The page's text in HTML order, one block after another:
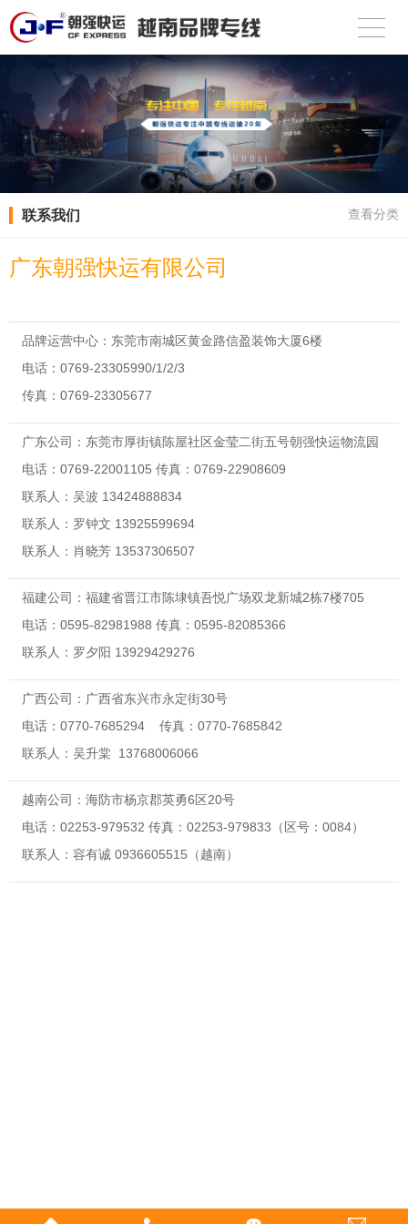
联系我们 查看分类
广东朝强快运有限公司
品牌运营中心：东莞市南城区黄金路信盈装饰大厦6楼
电话：0769-23305990/1/2/3
传真：0769-23305677
广东公司：东莞市厚街镇陈屋社区金莹二街五号朝强快运物流园
电话：0769-22001105 传真：0769-22908609
联系人：吴波 13424888834
联系人：罗钟文 13925599694
联系人：肖晓芳 13537306507
福建公司：福建省晋江市陈埭镇吾悦广场双龙新城2栋7楼705
电话：0595-82981988 传真：0595-82085366
联系人：罗夕阳 13929429276
广西公司：广西省东兴市永定街30号
电话：0770-7685294 传真：0770-7685842
联系人：吴升棠 13768006066
越南公司：海防市杨京郡英勇6区20号
电话：02253-979532 传真：02253-979833（区号：0084）
联系人：容有诚 0936605515（越南）